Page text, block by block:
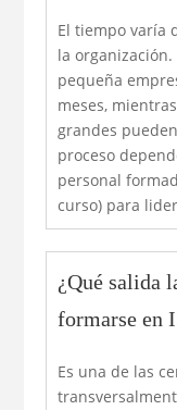
El tiempo varía
la
pequeña
meses,
grandes
proceso
personal
curso) para
¿Qué salida
formarse en
Es una de las